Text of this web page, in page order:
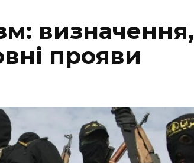
визначення,
прояви